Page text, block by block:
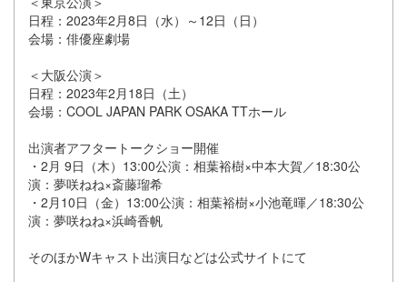
日程：2023年2月8日（水）～12日（日）
会場：俳優座劇場
＜大阪公演＞
日程：2023年2月18日（土）
会場：COOL JAPAN PARK OSAKA TTホール
出演者アフタートークショー開催
・2月 9日（木）13:00公演：相葉裕樹×中本大賀／18:30公
演：夢咲ねね×斎藤瑠希
・2月10日（金）13:00公演：相葉裕樹×小池竜暉／18:30公
演：夢咲ねね×浜崎香帆
そのほかWキャスト出演日などは公式サイトにて